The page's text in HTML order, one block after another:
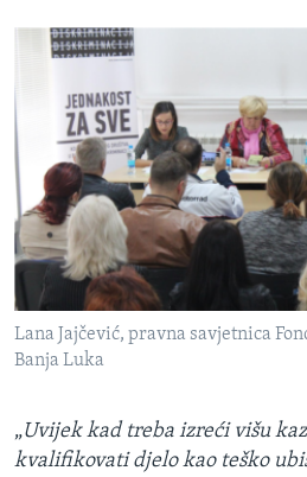
Lana Jajčević, pravna savjetnica
Banja Luka
„Uvijek kad treba izreći višu
kvalifikovati djelo kao teško